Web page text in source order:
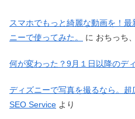
スマホでもっと綺麗な動画を！
ニーで使ってみた。
に おちっち、
何が変わった？9月１日以降のデ
ディズニーで写真を撮るなら。超
SEO Service より